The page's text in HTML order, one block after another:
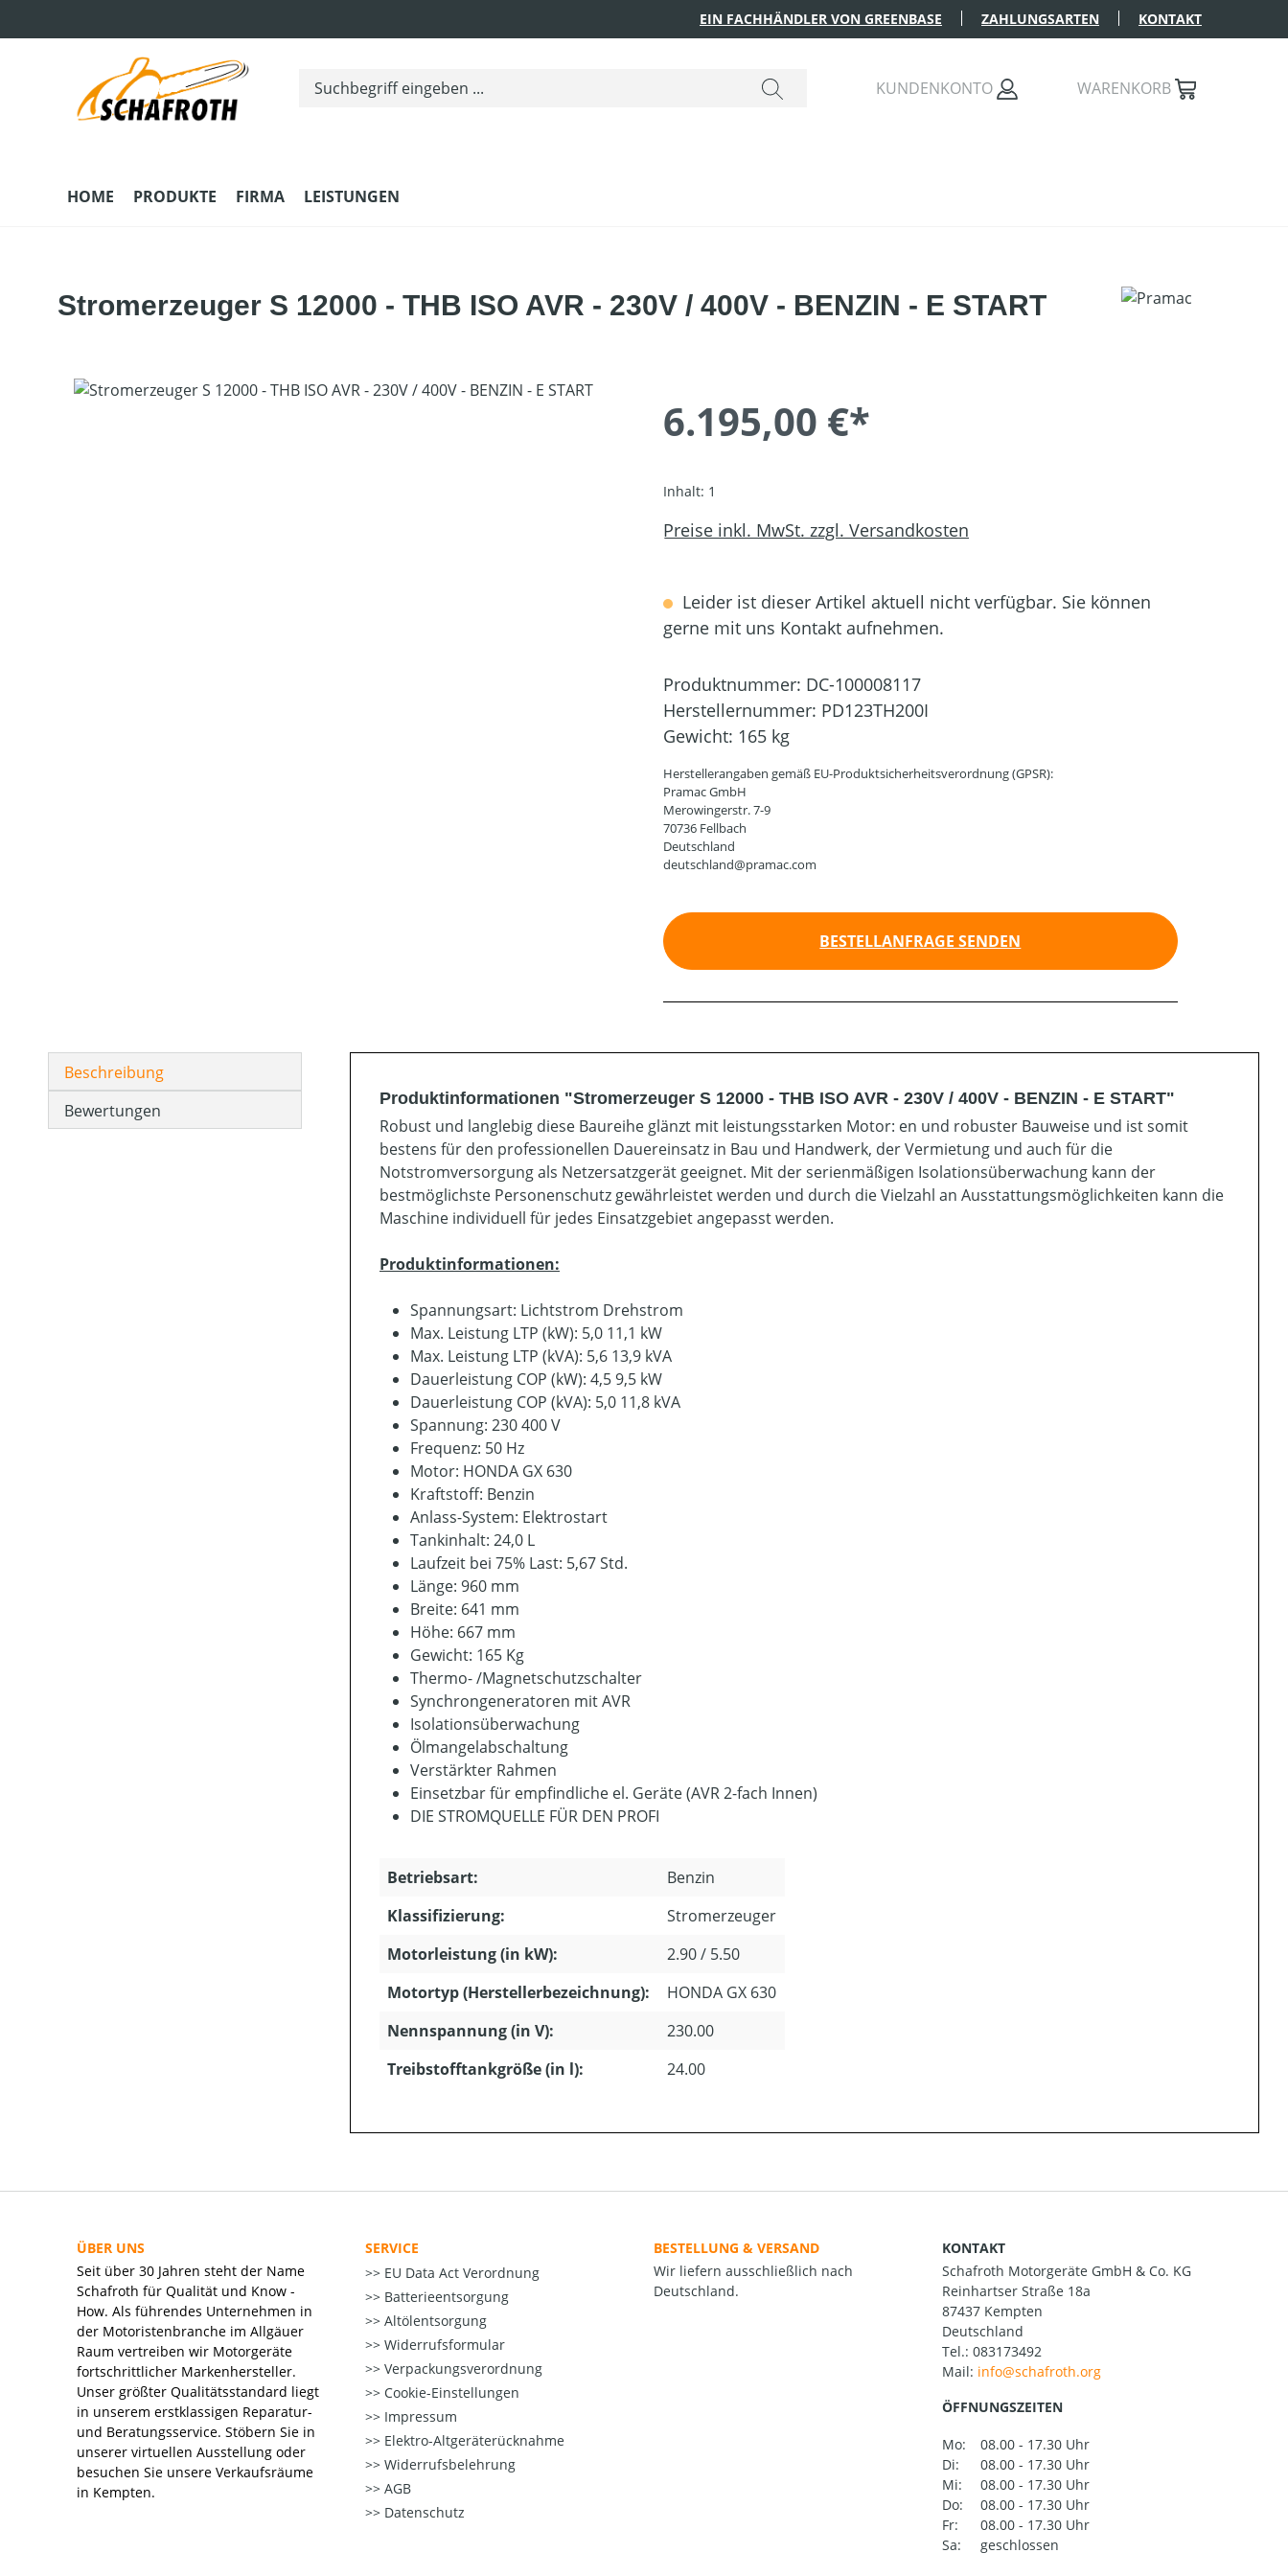
EIN FACHHÄNDLER VON GREENBASE ZAHLUNGSARTEN KONTAKT
KUNDENKONTO WARENKORB
HOME PRODUKTE FIRMA LEISTUNGEN
Stromerzeuger S 12000 - THB ISO AVR - 230V / 400V - BENZIN - E START
Bildergalerie überspringen
6.195,00 €*
Inhalt: 1
Preise inkl. MwSt. zzgl. Versandkosten
Leider ist dieser Artikel aktuell nicht verfügbar. Sie können
gerne mit uns Kontakt aufnehmen.
Produktnummer: DC-100008117
Herstellernummer: PD123TH200I
Gewicht: 165 kg
Herstellerangaben gemäß EU-Produktsicherheitsverordnung (GPSR):
Pramac GmbH
Merowingerstr. 7-9
70736 Fellbach
Deutschland
deutschland@pramac.com
BESTELLANFRAGE SENDEN
Beschreibung
Bewertungen
Produktinformationen "Stromerzeuger S 12000 - THB ISO AVR - 230V / 400V - BENZIN - E START"
Robust und langlebig diese Baureihe glänzt mit leistungsstarken Motor: en und robuster Bauweise und ist somit
bestens für den professionellen Dauereinsatz in Bau und Handwerk, der Vermietung und auch für die
Notstromversorgung als Netzersatzgerät geeignet. Mit der serienmäßigen Isolationsüberwachung kann der
bestmöglichste Personenschutz gewährleistet werden und durch die Vielzahl an Ausstattungsmöglichkeiten kann die
Maschine individuell für jedes Einsatzgebiet angepasst werden.
Produktinformationen:
Spannungsart: Lichtstrom Drehstrom
Max. Leistung LTP (kW): 5,0 11,1 kW
Max. Leistung LTP (kVA): 5,6 13,9 kVA
Dauerleistung COP (kW): 4,5 9,5 kW
Dauerleistung COP (kVA): 5,0 11,8 kVA
Spannung: 230 400 V
Frequenz: 50 Hz
Motor: HONDA GX 630
Kraftstoff: Benzin
Anlass-System: Elektrostart
Tankinhalt: 24,0 L
Laufzeit bei 75% Last: 5,67 Std.
Länge: 960 mm
Breite: 641 mm
Höhe: 667 mm
Gewicht: 165 Kg
Thermo- /Magnetschutzschalter
Synchrongeneratoren mit AVR
Isolationsüberwachung
Ölmangelabschaltung
Verstärkter Rahmen
Einsetzbar für empfindliche el. Geräte (AVR 2-fach Innen)
DIE STROMQUELLE FÜR DEN PROFI
Betriebsart:
Benzin
Klassifizierung:
Stromerzeuger
Motorleistung (in kW):
2.90 / 5.50
Motortyp (Herstellerbezeichnung):
HONDA GX 630
Nennspannung (in V):
230.00
Treibstofftankgröße (in l):
24.00
ÜBER UNS
Seit über 30 Jahren steht der Name
Schafroth für Qualität und Know -
How. Als führendes Unternehmen in
der Motoristenbranche im Allgäuer
Raum vertreiben wir Motorgeräte
fortschrittlicher Markenhersteller.
Unser größter Qualitätsstandard liegt
in unserem erstklassigen Reparatur-
und Beratungsservice. Stöbern Sie in
unserer virtuellen Ausstellung oder
besuchen Sie unsere Verkaufsräume
in Kempten.
SERVICE
EU Data Act Verordnung
Batterieentsorgung
Altölentsorgung
Widerrufsformular
Verpackungsverordnung
Cookie-Einstellungen
Impressum
Elektro-Altgeräterücknahme
Widerrufsbelehrung
AGB
Datenschutz
BESTELLUNG & VERSAND
Wir liefern ausschließlich nach
Deutschland.
KONTAKT
Schafroth Motorgeräte GmbH & Co. KG
Reinhartser Straße 18a
87437 Kempten
Deutschland
Tel.: 083173492
Mail:
ÖFFNUNGSZEITEN
Mo:
08.00 - 17.30 Uhr
Di:
08.00 - 17.30 Uhr
Mi:
08.00 - 17.30 Uhr
Do:
08.00 - 17.30 Uhr
Fr:
08.00 - 17.30 Uhr
Sa:
geschlossen